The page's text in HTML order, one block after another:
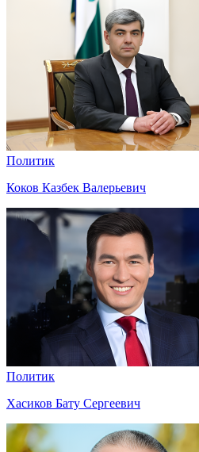
Политик
Коков Казбек Валерьевич
Политик
Хасиков Бату Сергеевич